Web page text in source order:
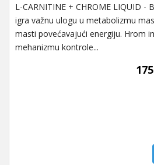
L-CARNITINE + CHROME LIQUID -
igra važnu ulogu u metabolizmu
masti povećavajući energiju. Hrom
mehanizmu kontrole...